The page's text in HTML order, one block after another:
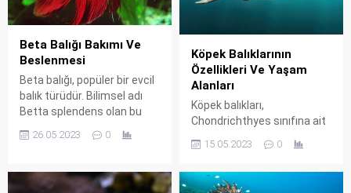
Beta Balığı Bakımı Ve
Beslenmesi
Beta balığı, popüler bir evcil
balık türüdür. Bilimsel adı
Betta splendens olan bu
şekillerdeki yüzgeçleriyle
bu karakteristik yüzgeçleri
sayesinde “savaşçı balık”
26.05.2023 0
Köpek Balıklarının
Özellikleri Ve Yaşam
Alanları
Köpek balıkları,
Chondrichthyes sınıfına ait
Genellikle büyük, güçlü
bilinirler. Bu balıkların birçok
15.05.2023 0